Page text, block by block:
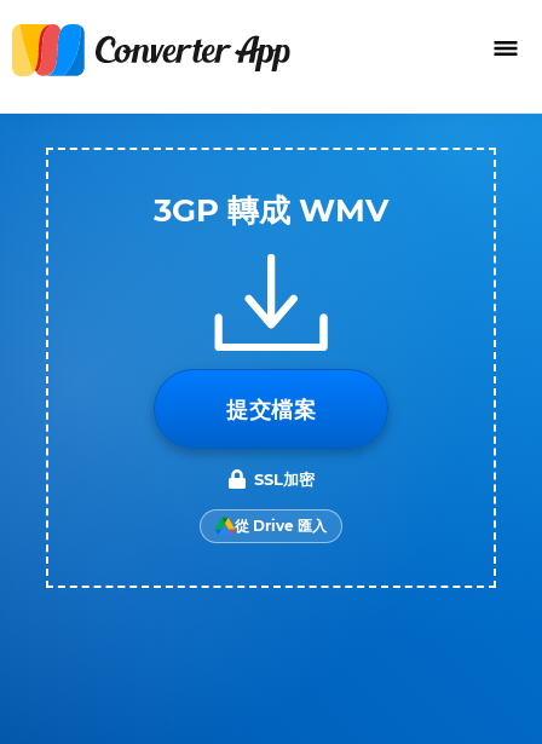
3GP 轉成 WMV
提交檔案
SSL加密
從 Drive 匯入